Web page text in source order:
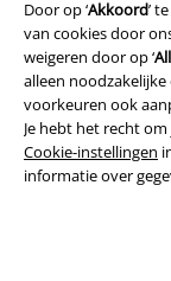
Door op ‘Akkoord’
van cookies door
weigeren door op ‘
alleen
voorkeuren ook
Je hebt het recht
Cookie-instellingen
informatie over
Algemene
Bedrijfsgegevens
Privacyverklaring
Verklaring van